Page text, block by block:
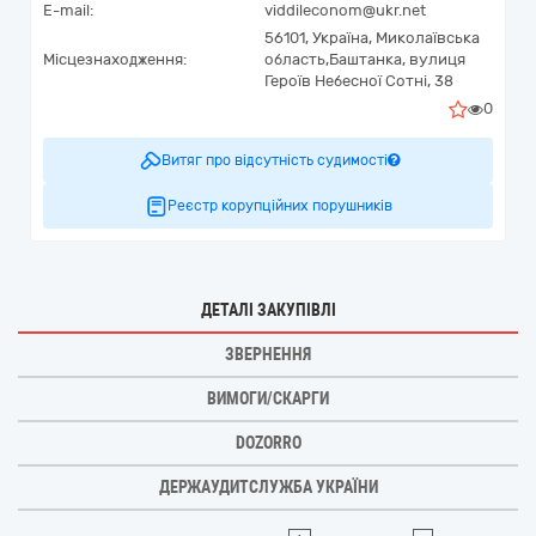
E-mail: viddileconom@ukr.net
Місцезнаходження:
56101, Україна, Миколаївська
область,Баштанка, вулиця
Героїв Небесної Сотні, 38
0
Витяг про відсутність судимості
Реєстр корупційних порушників
ДЕТАЛІ ЗАКУПІВЛІ
ЗВЕРНЕННЯ
ВИМОГИ/СКАРГИ
DOZORRO
ДЕРЖАУДИТСЛУЖБА УКРАЇНИ